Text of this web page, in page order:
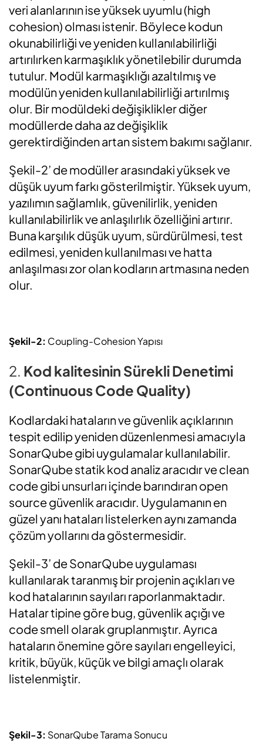
veri alanlarının ise yüksek uyumlu (high
cohesion) olması istenir. Böylece kodun
okunabilirliği ve yeniden kullanılabilirliği
artırılırken karmaşıklık yönetilebilir durumda
tutulur. Modül karmaşıklığı azaltılmış ve
modülün yeniden kullanılabilirliği artırılmış
olur. Bir modüldeki değişiklikler diğer
modüllerde daha az değişiklik
gerektirdiğinden artan sistem bakımı sağlanır.
Şekil-2’ de modüller arasındaki yüksek ve
düşük uyum farkı gösterilmiştir. Yüksek uyum,
yazılımın sağlamlık, güvenilirlik, yeniden
kullanılabilirlik ve anlaşılırlık özelliğini artırır.
Buna karşılık düşük uyum, sürdürülmesi, test
edilmesi, yeniden kullanılması ve hatta
anlaşılması zor olan kodların artmasına neden
olur.
Şekil-2: Coupling-Cohesion Yapısı
2. Kod kalitesinin Sürekli Denetimi
(Continuous Code Quality)
Kodlardaki hataların ve güvenlik açıklarının
tespit edilip yeniden düzenlenmesi amacıyla
SonarQube gibi uygulamalar kullanılabilir.
SonarQube statik kod analiz aracıdır ve clean
code gibi unsurları içinde barındıran open
source güvenlik aracıdır. Uygulamanın en
güzel yanı hataları listelerken aynı zamanda
çözüm yollarını da göstermesidir.
Şekil-3’ de SonarQube uygulaması
kullanılarak taranmış bir projenin açıkları ve
kod hatalarının sayıları raporlanmaktadır.
Hatalar tipine göre bug, güvenlik açığı ve
code smell olarak gruplanmıştır. Ayrıca
hataların önemine göre sayıları engelleyici,
kritik, büyük, küçük ve bilgi amaçlı olarak
listelenmiştir.
Şekil-3: SonarQube Tarama Sonucu